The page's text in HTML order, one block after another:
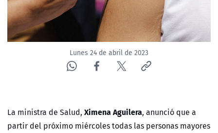
CORPORATIVO Y TRANSPARENCIA
CANAL DE DENUNCIAS
ÁREA DE PROYECTOSLunes 24 de abril de 2023
La ministra de Salud, Ximena Aguilera, anunció que a
partir del próximo miércoles todas las personas mayores